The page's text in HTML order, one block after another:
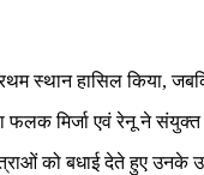
स्थान हासिल किया,
फलक मिर्जा एवं रेनू ने
को बधाई देते हुए उनके